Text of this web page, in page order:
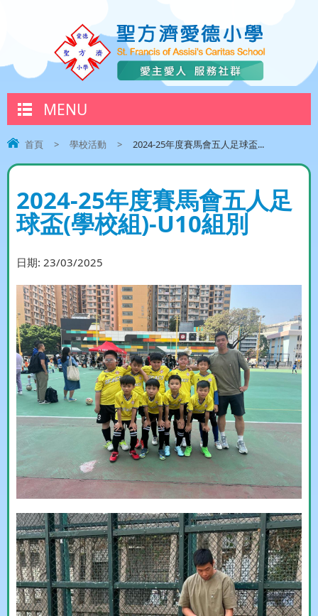
MENU
首頁 > 學校活動 > 2024-25年度賽馬會五人足球盃...
2024-25年度賽馬會五人足
球盃(學校組)-U10組別
日期: 23/03/2025